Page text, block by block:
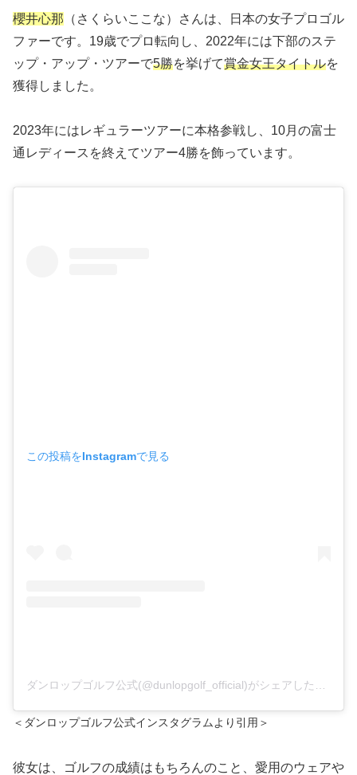
櫻井心那 （さくらいここな）さんは、日本の女子プロゴル
ファーです。19歳でプロ転向し、2022年には下部のステ
ップ・アップ・ツアーで5勝を挙げて賞金女王タイトルを
獲得しました。
2023年にはレギュラーツアーに本格参戦し、10月の富士
通レディースを終えてツアー4勝を飾っています。
この投稿をInstagramで見る
＜ダンロップゴルフ公式インスタグラムより引用＞
彼女は、ゴルフの成績はもちろんのこと、愛用のウェアや